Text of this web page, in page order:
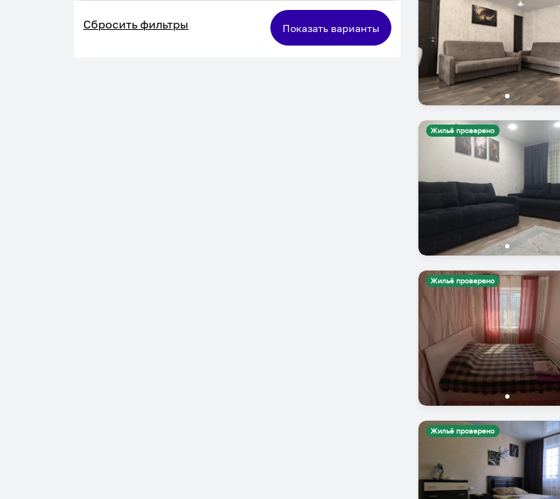
кормления
Двухъярусная
кровать
Сбросить фильтры Показать варианты
Жильё проверено
Жильё проверено
Жильё проверено